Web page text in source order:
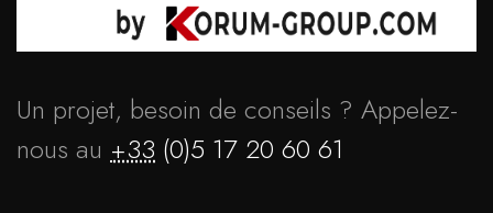
Un projet, besoin de conseils ? Appelez-
nous au +33 (0)5 17 20 60 61